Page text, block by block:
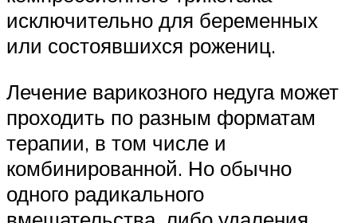
исключительно для беременных
или состоявшихся рожениц.
Лечение варикозного недуга может
проходить по разным форматам
терапии, в том числе и
комбинированной. Но обычно
одного радикального